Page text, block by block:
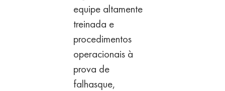
equipe altamente
treinada e
procedimentos
operacionais à
prova de
falhasque,